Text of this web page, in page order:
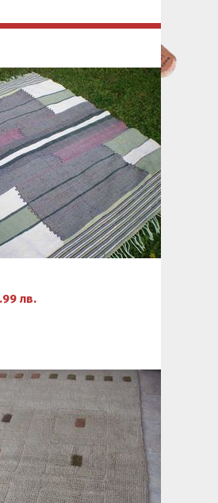
лв.